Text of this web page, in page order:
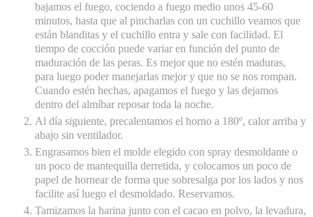
bajamos el fuego, cociendo a fuego medio unos 45-60
minutos, hasta que al pincharlas con un cuchillo veamos que
están blanditas y el cuchillo entra y sale con facilidad. El
tiempo de cocción puede variar en función del punto de
maduración de las peras. Es mejor que no estén maduras,
para luego poder manejarlas mejor y que no se nos rompan.
Cuando estén hechas, apagamos el fuego y las dejamos
dentro del almíbar reposar toda la noche.
Al día siguiente, precalentamos el horno a 180º, calor arriba y
abajo sin ventilador.
Engrasamos bien el molde elegido con spray desmoldante o
un poco de mantequilla derretida, y colocamos un poco de
papel de hornear de forma que sobresalga por los lados y nos
facilite así luego el desmoldado. Reservamos.
Tamizamos la harina junto con el cacao en polvo, la levadura,